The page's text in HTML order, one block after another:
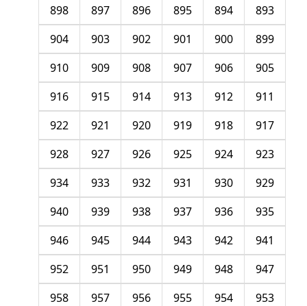
893
894
895
896
897
898
899
900
901
902
903
904
905
906
907
908
909
910
911
912
913
914
915
916
917
918
919
920
921
922
923
924
925
926
927
928
929
930
931
932
933
934
935
936
937
938
939
940
941
942
943
944
945
946
947
948
949
950
951
952
953
954
955
956
957
958